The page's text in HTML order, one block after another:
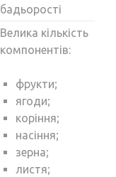
бадьорості
Велика кількість
компонентів:
фрукти;
ягоди;
коріння;
насіння;
зерна;
листя;